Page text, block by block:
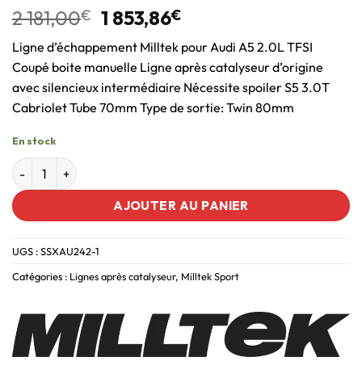
2 181,00€ 1 853,86€
Ligne d’échappement Milltek pour Audi A5 2.0L TFSI
Coupé boite manuelle Ligne après catalyseur d’origine
avec silencieux intermédiaire Nécessite spoiler S5 3.0T
Cabriolet Tube 70mm Type de sortie: Twin 80mm
En stock
AJOUTER AU PANIER
UGS :SSXAU242-1
Catégories : Lignes après catalyseur, Milltek Sport